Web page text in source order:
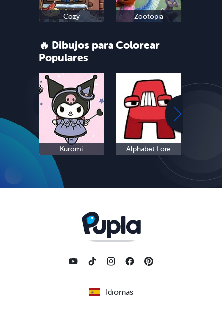
Cozy Zootopia
🔥 Dibujos para Colorear
Populares
Kuromi Alphabet Lore
Idiomas